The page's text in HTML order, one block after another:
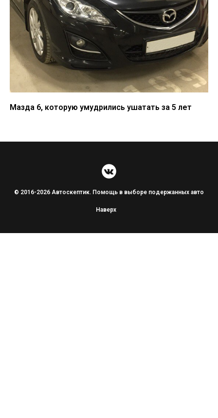
Мазда 6, которую умудрились ушатать за 5 лет
© 2016-2026 Автоскептик. Помощь в выборе подержанных авто
Наверх